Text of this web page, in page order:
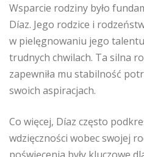
Wsparcie rodziny było
Díaz. Jego rodzice i
w pielęgnowaniu jego
trudnych chwilach. Ta silna
zapewniła mu stabilność
swoich aspiracjach.
Co więcej, Díaz często
wdzięczności wobec swojej